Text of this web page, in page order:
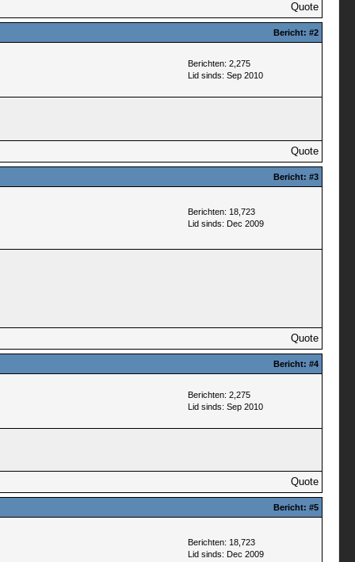
Quote
Bericht: #2
Berichten: 2,275
Lid sinds: Sep 2010
Quote
Bericht: #3
Berichten: 18,723
Lid sinds: Dec 2009
Quote
Bericht: #4
Berichten: 2,275
Lid sinds: Sep 2010
Quote
Bericht: #5
Berichten: 18,723
Lid sinds: Dec 2009